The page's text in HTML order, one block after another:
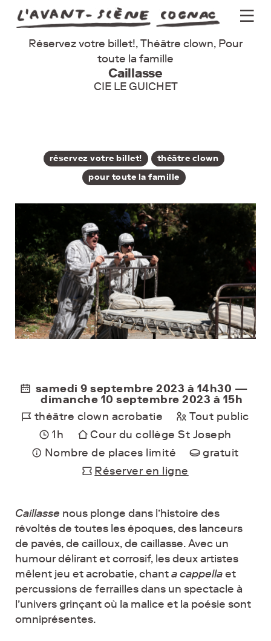
Programme
Actus
Pratique
Réservez votre billet!, Théâtre clown, Pour
toute la famille
Caillasse
CIE LE GUICHET
réservez votre billet!
théâtre clown
pour toute la famille
samedi 9 septembre 2023 à 14h30 —
dimanche 10 septembre 2023 à 15h
théâtre clown acrobatie
Tout public
1h
Cour du collège St Joseph
Nombre de places limité
gratuit
Réserver en ligne
Caillasse nous plonge dans l’histoire des
révoltés de toutes les époques, des lanceurs
de pavés, de cailloux, de caillasse. Avec un
humour délirant et corrosif, les deux artistes
mêlent jeu et acrobatie, chanta cappellaet
percussions de ferrailles dans un spectacle à
l’univers grinçant où la malice et la poésie sont
omniprésentes.